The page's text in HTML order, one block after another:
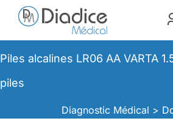
Passer
contenu
Piles alcalines LR06 AA VARTA
piles
Diagnostic Médical >